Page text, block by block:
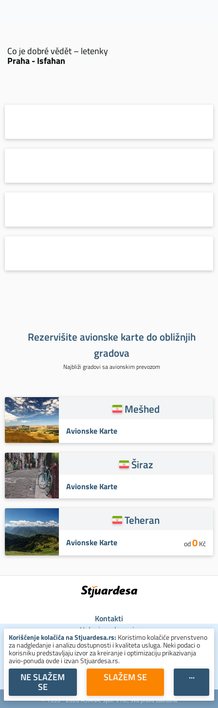
Co je dobré vědět – letenky
Praha - Isfahan
Rezervišite avionske karte do obližnjih
gradova
Najbliži gradovi sa avionskim prevozom
Mešhed
Avionske Karte
Širaz
Avionske Karte
Teheran
Avionske Karte od0Kč
Kontakti
Uslovi poslovanja
Uslovi za kolačiće
Zaštita ličnih podataka
+381 800 300 137
© 1993 - 2026 ASIANA, spol. s r.o., sva prava zadržana
Korišćenje kolačića na Stjuardesa.rs: Koristimo kolačiće prvenstveno
za nadgledanje i analizu dostupnosti i kvaliteta usluga. Neki podaci o
korisniku predstavljaju izvor za kreiranje i optimizaciju prikazivanja
avio-ponuda ovde i izvan Stjuardesa.rs.
NE SLAŽEM
SE
SLAŽEM SE ···